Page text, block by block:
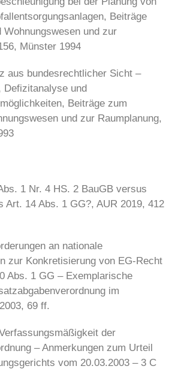
Beiträge
und zur
Münster 1994
aus bundesrechtlicher Sicht –
Defizitanalyse und
Beiträge zum
und zur Raumplanung,
1 Nr. 4 HS. 2 BauGB versus
Art. 14 Abs. 1 GG?, AUR 2019, 412
an nationale
zur Konkretisierung von EG-Recht
Abs. 1 GG – Exemplarische
im
69 ff.
der
– Anmerkungen zum Urteil
vom 20.03.2003 – 3 C